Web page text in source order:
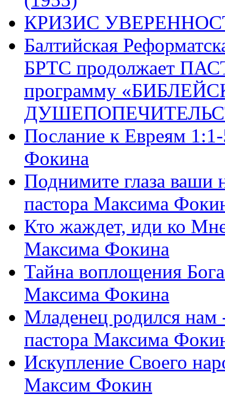
КРИЗИС
Балтийская
БРТС продолжает
программу
Послание к Евреям
Фокина
Поднимите глаза ваши
пастора Максима
Кто жаждет, иди ко
Максима Фокина
Тайна воплощения
Максима Фокина
Младенец родился
пастора Максима
Искупление Своего
Максим Фокин